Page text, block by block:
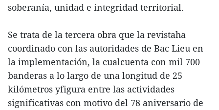
soberanía, unidad e integridad territorial.
Se trata de la tercera obra que la revistaha
coordinado con las autoridades de Bac Lieu en
la implementación, la cualcuenta con mil 700
banderas a lo largo de una longitud de 25
kilómetros yfigura entre las actividades
significativas con motivo del 78 aniversario de